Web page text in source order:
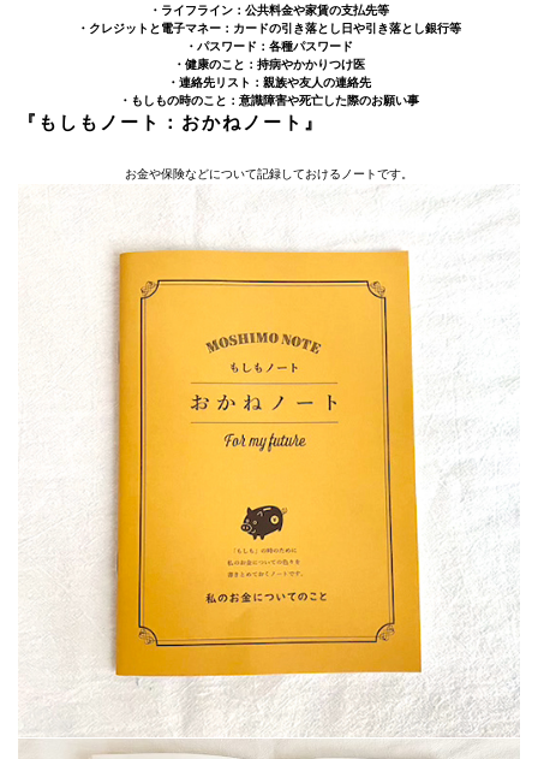
・ライフライン：公共料金や家賃の支払先等
・クレジットと電子マネー：カードの引き落とし日や引き落とし銀行等
・パスワード：各種パスワード
・健康のこと：持病やかかりつけ医
・連絡先リスト：親族や友人の連絡先
・もしもの時のこと：意識障害や死亡した際のお願い事
『もしもノート：おかねノート』
お金や保険などについて記録しておけるノートです。